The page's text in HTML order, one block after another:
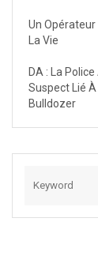
Un
La Vie
DA : La
Suspect Lié
Bulldozer